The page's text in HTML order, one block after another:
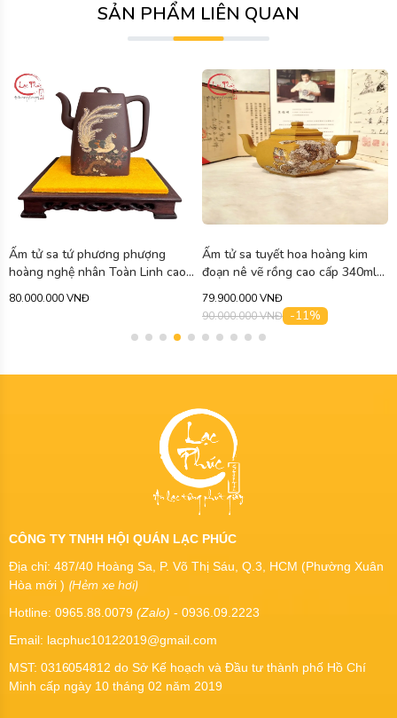
SẢN PHẨM LIÊN QUAN
Ấm tử sa tứ phương phượng
hoàng nghệ nhân Toàn Linh cao
80.000.000 VNĐ
Ấm tử sa tuyết hoa hoàng kim
đoạn nê vẽ rồng cao cấp 340ml
79.900.000 VNĐ
90.000.000 VNĐ -11%
CÔNG TY TNHH HỘI QUÁN LẠC PHÚC
Địa chỉ: 487/40 Hoàng Sa, P. Võ Thị Sáu, Q.3, HCM (Phường Xuân
Hòa mới ) (Hẻm xe hơi)
Hotline: 0965.88.0079 (Zalo) - 0936.09.2223
Email: lacphuc10122019@gmail.com
MST: 0316054812 do Sở Kế hoạch và Đầu tư thành phố Hồ Chí
Minh cấp ngày 10 tháng 02 năm 2019